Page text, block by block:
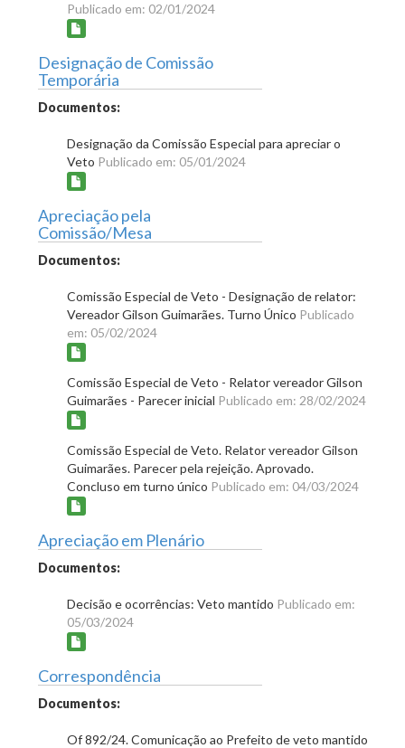
Publicado em: 02/01/2024
Designação de Comissão
Temporária
Documentos:
Designação da Comissão Especial para apreciar o
Veto Publicado em: 05/01/2024
Apreciação pela
Comissão/Mesa
Documentos:
Comissão Especial de Veto - Designação de relator:
Vereador Gilson Guimarães. Turno Único Publicado
em: 05/02/2024
Comissão Especial de Veto - Relator vereador Gilson
Guimarães - Parecer inicial Publicado em: 28/02/2024
Comissão Especial de Veto. Relator vereador Gilson
Guimarães. Parecer pela rejeição. Aprovado.
Concluso em turno único Publicado em: 04/03/2024
Apreciação em Plenário
Documentos:
Decisão e ocorrências: Veto mantido Publicado em:
05/03/2024
Correspondência
Documentos:
Of 892/24. Comunicação ao Prefeito de veto mantido